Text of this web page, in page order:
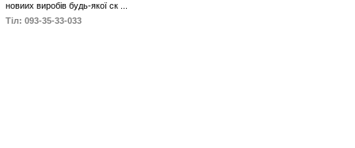
новиих виробів будь-якої ск ...
Тіл: 093-35-33-033